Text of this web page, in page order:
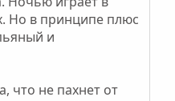
Но в принципе плюс
и
что не пахнет от